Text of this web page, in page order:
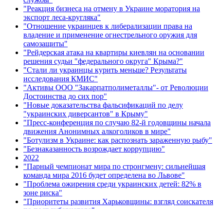
"Реакция бизнеса на отмену в Украине моратория на
экспорт леса-кругляка"
"Отношение украинцев к либерализации права на
владение и применение огнестрельного оружия для
самозащиты"
"Рейдерская атака на квартиры киевлян на основании
решения судьи "федерального округа" Крыма?"
"Стали ли украинцы курить меньше? Результаты
исследования КМИС"
"Активы ООО "Закарпатполиметаллы"- от Революции
Достоинства до сих пор"
"Новые доказательства фальсификаций по делу
"украинских диверсантов" в Крыму"
"Пресс-конференция по случаю 82-й годовщины начала
движения Анонимных алкоголиков в мире"
"Ботулизм в Украине: как распознать зараженную рыбу"
"Безнаказанность возрождает коррупцию"
2022
"Парный чемпионат мира по стронгмену: сильнейшая
команда мира 2016 будет определена во Львове"
"Проблема ожирения среди украинских детей: 82% в
зоне риска"
"Приоритеты развития Харьковщины: взгляд соискателя